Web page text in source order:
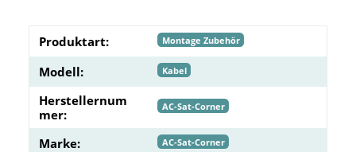
Produktart: Montage Zubehör
Modell: Kabel
Herstellernum
mer:
AC-Sat-Corner
Marke: AC-Sat-Corner